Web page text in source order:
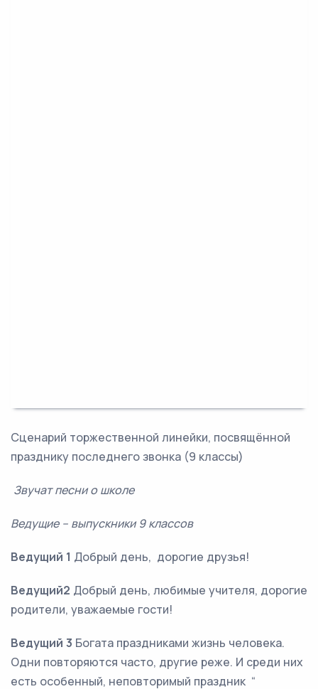
Сценарий торжественной линейки, посвящённой
празднику последнего звонка (9 классы)
Звучат песни о школе
Ведущие – выпускники 9 классов
Ведущий 1 Добрый день, дорогие друзья!
Ведущий2 Добрый день, любимые учителя, дорогие
родители, уважаемые гости!
Ведущий 3 Богата праздниками жизнь человека.
Одни повторяются часто, другие реже. И среди них
есть особенный, неповторимый праздник “